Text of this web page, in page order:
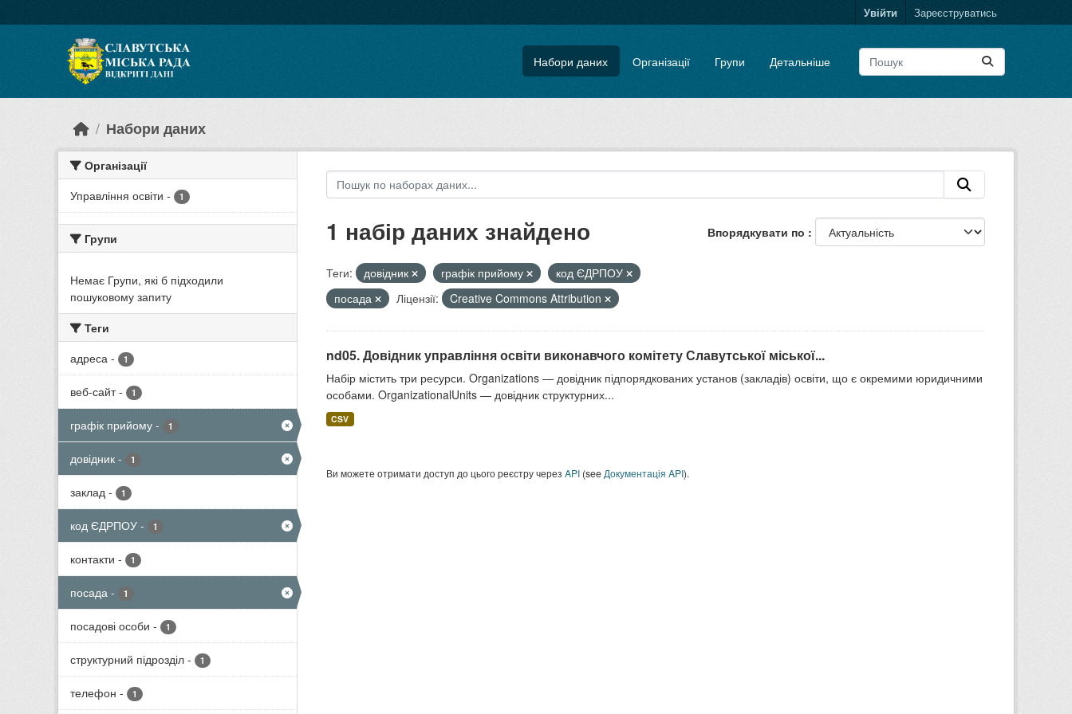
Увійти Зареєструватись
Набори даних Організації Групи Детальніше
Набори даних
Організації
Управління освіти - 1
Групи
Немає Групи, які б підходили
пошуковому запиту
Теги
адреса - 1
веб-сайт - 1
графік прийому - 1
довідник - 1
заклад - 1
код ЄДРПОУ - 1
контакти - 1
посада - 1
посадові особи - 1
структурний підрозділ - 1
телефон - 1
Впорядкувати по
1 набір даних знайдено
Теги: довідник графік прийому
код ЄДРПОУ
посада
Ліцензії: Creative Commons Attribution
nd05. Довідник управління освіти виконавчого комітету Славутської міської...
Набір містить три ресурси. Organizations — довідник підпорядкованих установ (закладів) освіти, що є окремими юридичними
особами. OrganizationalUnits — довідник структурних...
CSV
Ви можете отримати доступ до цього реєстру через API(see Документація API).